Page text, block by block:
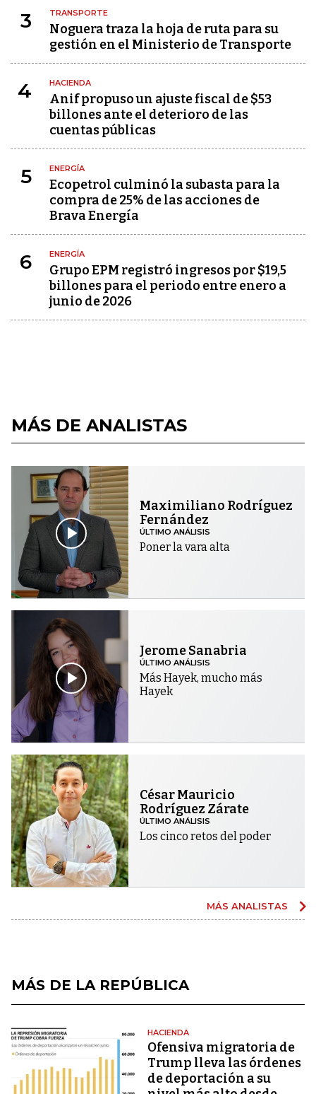
3 TRANSPORTE
Noguera traza la hoja de ruta para su
gestión en el Ministerio de Transporte
4 HACIENDA
Anif propuso un ajuste fiscal de $53
billones ante el deterioro de las
cuentas públicas
5 ENERGÍA
Ecopetrol culminó la subasta para la
compra de 25% de las acciones de
Brava Energía
6 ENERGÍA
Grupo EPM registró ingresos por $19,5
billones para el periodo entre enero a
junio de 2026
MÁS DE ANALISTAS
Maximiliano Rodríguez
Fernández
ÚLTIMO ANÁLISIS
Poner la vara alta
Jerome Sanabria
ÚLTIMO ANÁLISIS
Más Hayek, mucho más
Hayek
César Mauricio
Rodríguez Zárate
ÚLTIMO ANÁLISIS
Los cinco retos del poder
MÁS ANALISTAS
MÁS DE LA REPÚBLICA
HACIENDA
Ofensiva migratoria de
Trump lleva las órdenes
de deportación a su